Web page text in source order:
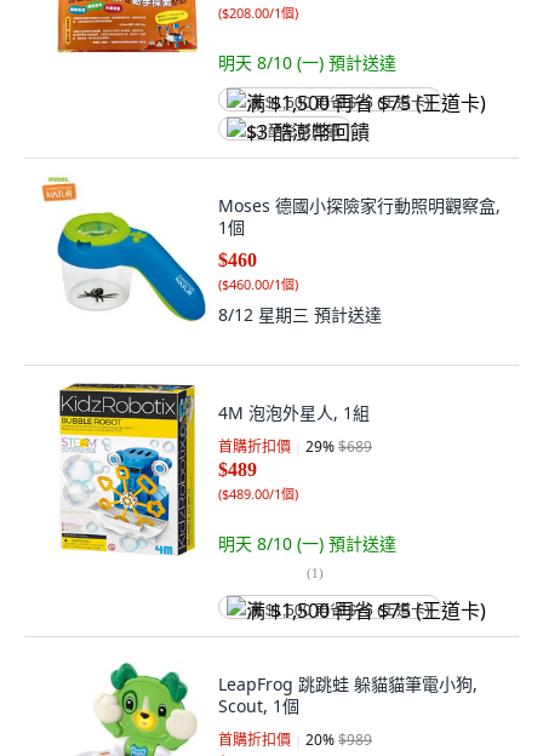
($208.00/1個)
明天 8/10 (一) 預計送達
满 $1,500 再省 $75 (王道卡)
$3 酷澎幣回饋
Moses 德國小探險家行動照明觀察盒,
1個
$460
($460.00/1個)
8/12 星期三 預計送達
4M 泡泡外星人, 1組
首購折扣價 29%$689
$489
($489.00/1個)
明天 8/10 (一) 預計送達
(1)
满 $1,500 再省 $75 (王道卡)
LeapFrog 跳跳蛙 躲貓貓筆電小狗,
Scout, 1個
首購折扣價 20%$989